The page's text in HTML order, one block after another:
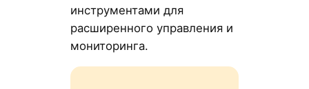
инструментами для
расширенного управления и
мониторинга.